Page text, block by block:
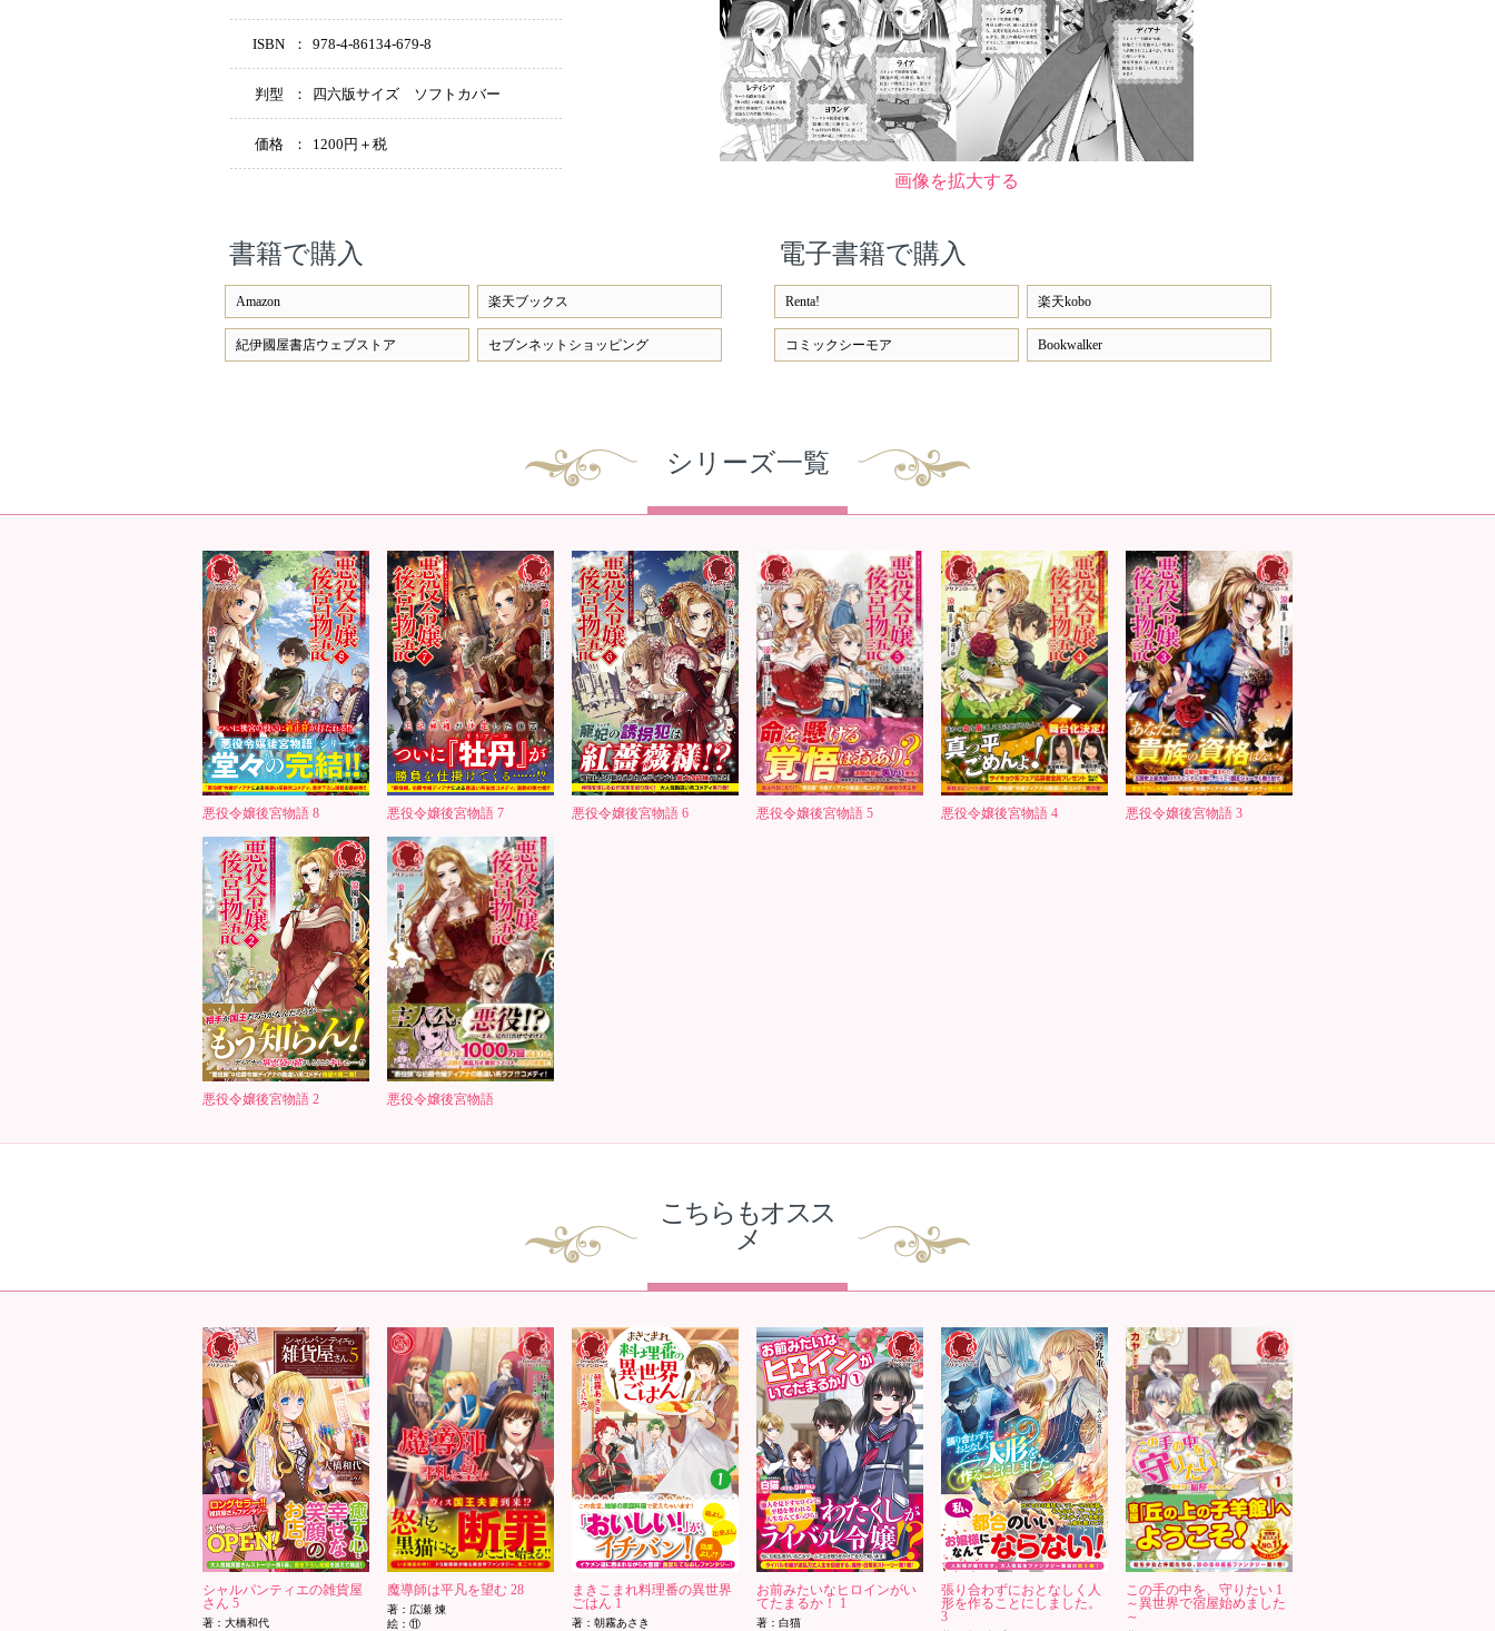
ISBN ： 978-4-86134-679-8
判型 ： 四六版サイズ ソフトカバー
価格 ： 1200円＋税
画像を拡大する
書籍で購入
Amazon 楽天ブックス
紀伊國屋書店ウェブストア セブンネットショッピング
電子書籍で購入
Renta! 楽天kobo
コミックシーモア Bookwalker
シリーズ一覧
悪役令嬢後宮物語 8 悪役令嬢後宮物語 7 悪役令嬢後宮物語 6 悪役令嬢後宮物語 5 悪役令嬢後宮物語 4 悪役令嬢後宮物語 3
悪役令嬢後宮物語 2 悪役令嬢後宮物語
こちらもオスス
メ
シャルパンティエの雑貨屋
さん 5
著：大橋和代
魔導師は平凡を望む 28
著：広瀬 煉
絵：⑪
まきこまれ料理番の異世界
ごはん 1
著：朝霧あさき
お前みたいなヒロインがい
てたまるか！ 1
著：白猫
張り合わずにおとなしく人
形を作ることにしました。
3
この手の中を、守りたい 1
～異世界で宿屋始めました
～